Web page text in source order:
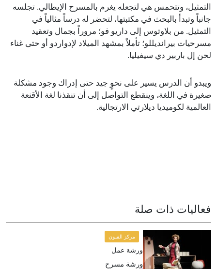
التمثيل، وتتحمس هي لتجعله يغرم بالمسرح الإيطالي. تجلسه
جانباً وتبدأ بالبحث في مكتبتها، لتحضر له درساً مثالياً في
التمثيل. من بلاوتوس إلى داريو فو؛ مروراً بجمال وتعقيد
مسرحيات بيرانديللو؛ تأملاً بمشهد الميلاد لإدواردو أو حتى غناء
لحن إل باربير دي سيفيليا.
ويبدو أن الدرس يسير على نحوٍ جيد حتى إدراك وجود مشكلة
صغيرة في اللغة، وينقطع التواصل إلى أن تنقذنا لغة الأقنعة
العالمية لكوميديا ديلارتي الارتجالية.
فعاليات ذات صلة
مركز الفنون
ورشة عمل
ورشة مسرح